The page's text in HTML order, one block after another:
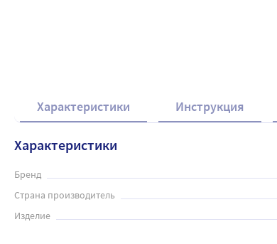
Характеристики Инструкция
Характеристики
Бренд
Страна производитель
Изделие